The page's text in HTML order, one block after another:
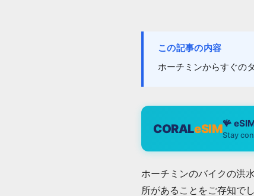
この記事の内容
ホーチミンからすぐの
CORALeSIM🪸
Stay
ホーチミンのバイクの洪
所があることをご存知で